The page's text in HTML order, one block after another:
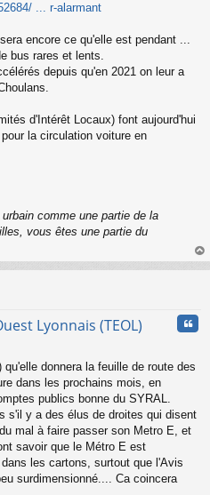
... r-alarmant
encore ce qu'elle est pendant ...
bus rares et lents.
depuis qu'en 2021 on leur a
d'Intérêt Locaux) font aujourd'hui
la circulation voiture en
comme une partie de la
vous êtes une partie du
au
Lyonnais (TEOL)
donnera la feuille de route des
dans les prochains mois, en
publics bonne du SYRAL.
s'il y a des élus de droites qui disent
mal à faire passer son Metro E, et
savoir que le Métro E est
les cartons, surtout que l'Avis
surdimensionné.... Ca coincera